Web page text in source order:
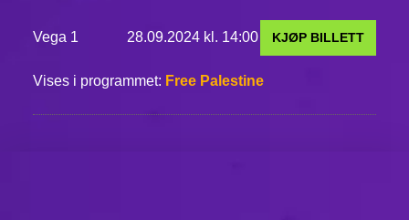
Vega 1 28.09.2024 kl. 14:00 KJØP BILLETT
Vises i programmet: Free Palestine